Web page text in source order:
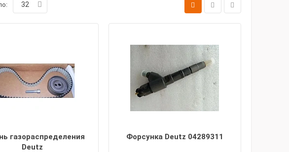
32
газораспределения
Deutz
Форсунка Deutz 04289311